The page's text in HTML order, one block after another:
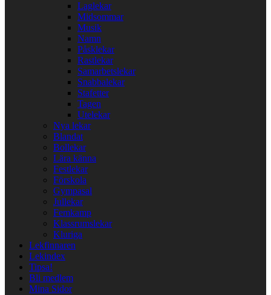
Laglekar
Midsommar
Musik
Namn
Påsklekar
Rastlekar
Samarbetslekar
Snabbalekar
Stafetter
Tagen
Utelekar
Nya lekar
Blandat
Bollekar
Lära känna
Festlekar
Förskola
Gympasal
Jullekar
Femkamp
Klassrumslekar
Kluriga
Lekfinnaren
Lekindex
Tipsa!
Bli medlem
Mina Sidor